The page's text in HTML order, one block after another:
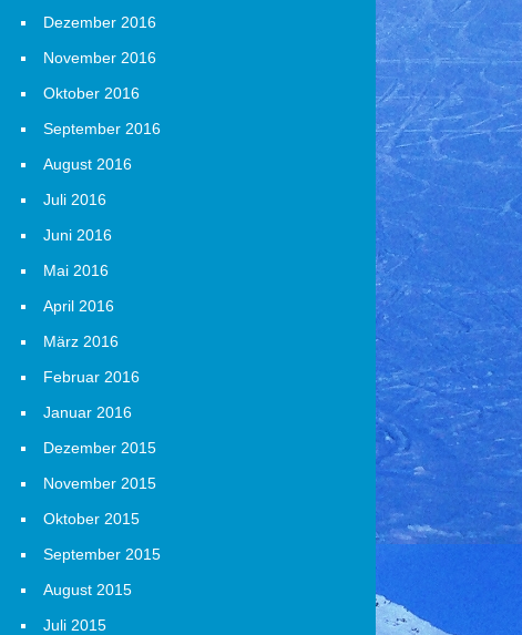
Dezember 2016
November 2016
Oktober 2016
September 2016
August 2016
Juli 2016
Juni 2016
Mai 2016
April 2016
März 2016
Februar 2016
Januar 2016
Dezember 2015
November 2015
Oktober 2015
September 2015
August 2015
Juli 2015